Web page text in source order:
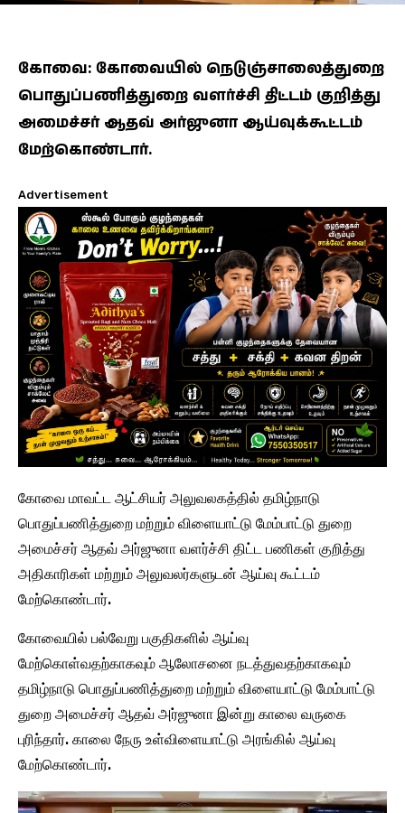
கோவை: கோவையில் நெடுஞ்சாலைத்துறை
பொதுப்பணித்துறை வளர்ச்சி திட்டம் குறித்து
அமைச்சர் ஆதவ் அர்ஜுனா ஆய்வுக்கூட்டம்
மேற்கொண்டார்.
Advertisement
கோவை மாவட்ட ஆட்சியர் அலுவலகத்தில் தமிழ்நாடு
பொதுப்பணித்துறை மற்றும் விளையாட்டு மேம்பாட்டு துறை
அமைச்சர் ஆதவ் அர்ஜுனா வளர்ச்சி திட்ட பணிகள் குறித்து
அதிகாரிகள் மற்றும் அலுவலர்களுடன் ஆய்வு கூட்டம்
மேற்கொண்டார்.
கோவையில் பல்வேறு பகுதிகளில் ஆய்வு
மேற்கொள்வதற்காகவும் ஆலோசனை நடத்துவதற்காகவும்
தமிழ்நாடு பொதுப்பணித்துறை மற்றும் விளையாட்டு மேம்பாட்டு
துறை அமைச்சர் ஆதவ் அர்ஜுனா இன்று காலை வருகை
புரிந்தார். காலை நேரு உள்விளையாட்டு அரங்கில் ஆய்வு
மேற்கொண்டார்.